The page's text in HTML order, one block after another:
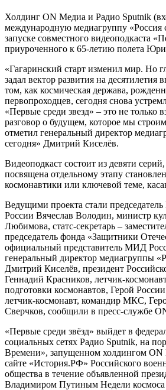
Холдинг ON Медиа и Радио Sputnik
международную медиагруппу «Россия
запуске совместного видеоподкаста
приуроченного к 65-летию полета
«Гагаринский старт изменил мир. Но
задал вектор развития на десятилетия
том, как космическая держава,
первопроходцев, сегодня снова
«Первые среди звезд» – это не только
разговор о будущем, которое мы
отметил генеральный директор
сегодня» Дмитрий Киселёв.
Видеоподкаст состоит из девяти
посвящена отдельному этапу
космонавтики или ключевой теме,
Ведущими проекта стали
России Вячеслав Володин, министр
Любимова, статс-секретарь –
председатель фонда «Защитники
официальный представитель МИД
генеральный директор медиагруппы
Дмитрий Киселёв, президент
Геннадий Красников, летчик-
подготовки космонавтов, Герой
летчик-космонавт, командир МКС,
Сверчков, сообщили в пресс-службе
«Первые среди звёзд» выйдет в
социальных сетях Радио Sputnik, на
Времени», запущенном холдингом ON
сайте «История.РФ» Российского
общества в течение объявленной
Владимиром Путиным Недели космоса